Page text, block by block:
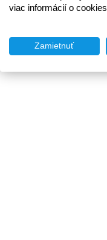
viac informácií o
Zamietnuť